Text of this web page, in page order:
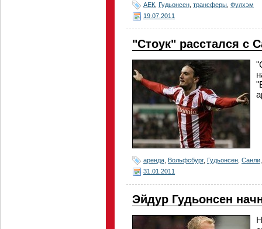
АЕК Гудьонсен трансферы Фулхэм
19.07.2011
"Стоук" расстался с
аренда Вольфсбург, Гудьонсен Санли
31.01.2011
Эйдур Гудьонсен